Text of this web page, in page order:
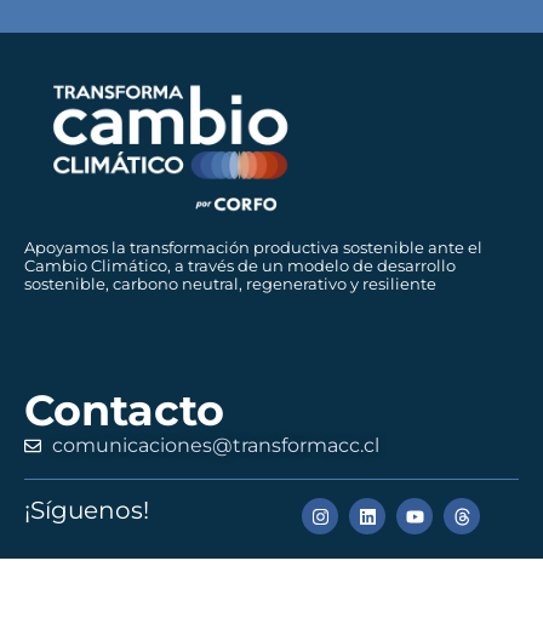
Apoyamos la transformación productiva sostenible ante el
Cambio Climático, a través de un modelo de desarrollo
sostenible, carbono neutral, regenerativo y resiliente
Contacto
comunicaciones@transformacc.cl
¡Síguenos!